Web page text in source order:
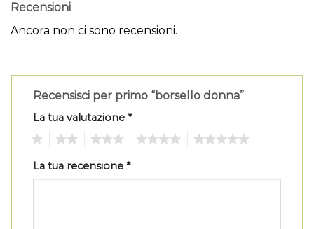
Recensioni
Ancora non ci sono recensioni.
Recensisci per primo “borsello donna”
La tua valutazione *
La tua recensione *